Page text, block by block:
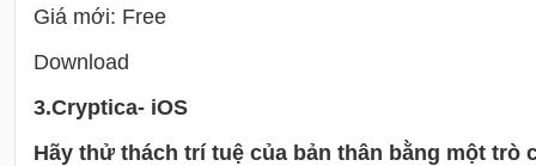
Giá mới: Free
Download
3.Cryptica- iOS
Hãy thử thách trí tuệ của bản thân bằng một trò